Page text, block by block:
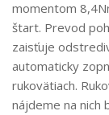
momentom
štart. Prevod
zaisťuje
automaticky
rukovätiach.
nájdeme na nich